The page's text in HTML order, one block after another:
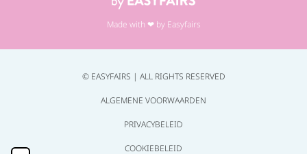
Made with ❤ by Easyfairs
© EASYFAIRS | ALL RIGHTS RESERVED
ALGEMENE VOORWAARDEN
PRIVACYBELEID
COOKIEBELEID